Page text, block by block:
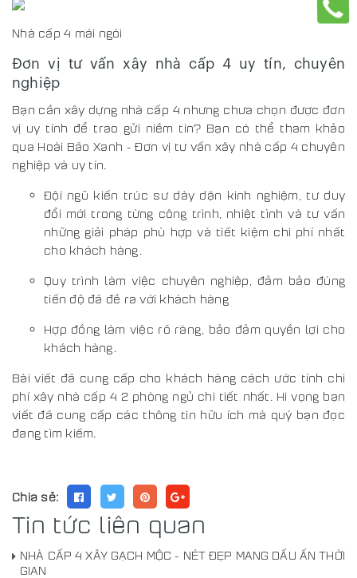
Nhà cấp 4 mái ngói
Đơn vị tư vấn xây nhà cấp 4 uy tín, chuyên
nghiệp
Bạn cần xây dựng nhà cấp 4 nhưng chưa chọn được đơn
vị uy tính để trao gửi niềm tin? Bạn có thể tham khảo
qua Hoài Bão Xanh - Đơn vị tư vấn xây nhà cấp 4 chuyên
nghiệp và uy tín.
Đội ngũ kiến trúc sư dày dặn kinh nghiệm, tư duy
đổi mới trong từng công trình, nhiệt tình và tư vấn
những giải pháp phù hợp và tiết kiệm chi phí nhất
cho khách hàng.
Quy trình làm việc chuyên nghiệp, đảm bảo đúng
tiến độ đã đề ra với khách hàng
Hợp đồng làm việc rõ ràng, bảo đảm quyền lợi cho
khách hàng.
Bài viết đã cung cấp cho khách hàng cách ước tính chi
phí xây nhà cấp 4 2 phòng ngủ chi tiết nhất. Hi vọng bạn
viết đã cung cấp các thông tin hữu ích mà quý bạn đọc
đang tìm kiếm.
Chia sẻ:
Tin tức liên quan
NHÀ CẤP 4 XÂY GẠCH MỘC - NÉT ĐẸP MANG DẤU ẤN THỜI
GIAN